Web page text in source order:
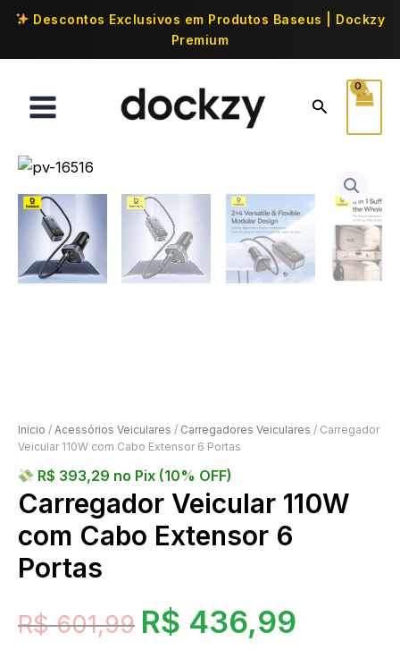
Descontos Exclusivos em Produtos Baseus | Dockzy
Premium
Início / Acessórios Veiculares / Carregadores Veiculares / Carregador
Veicular 110W com Cabo Extensor 6 Portas
R$ 393,29 no Pix (10% OFF)
Carregador Veicular 110W
com Cabo Extensor 6
Portas
R$601,99 R$ 436,99